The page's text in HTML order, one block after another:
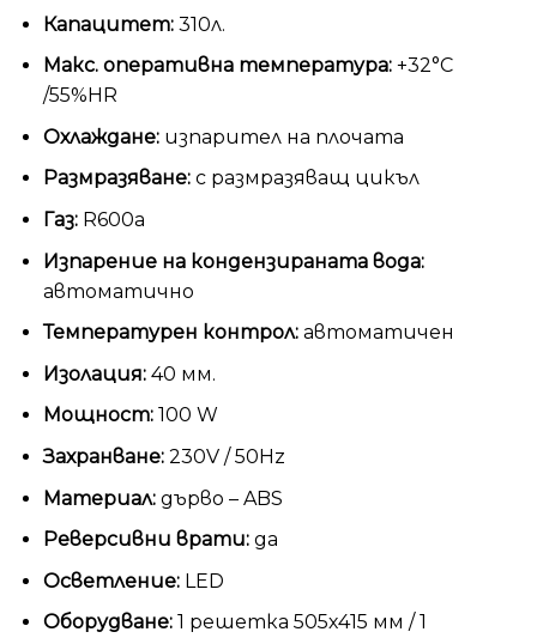
Капацитет: 310л.
Макс. оперативна температура: +32°С
/55%HR
Охлаждане:изпарител на плочата
Размразяване:с размразяващ цикъл
Газ:R600а
Изпарение на кондензираната вода:
автоматично
Температурен контрол:автоматичен
Изолация: 40 мм.
Мощност:100 W
Захранване:230V / 50Hz
Материал: дърво – ABS
Реверсивни врати:да
Осветление: LED
Оборудване: 1 решетка 505х415 мм / 1